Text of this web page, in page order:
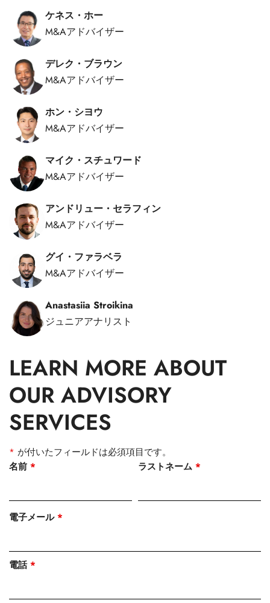
ケネス・ホー
M&Aアドバイザー
デレク・ブラウン
M&Aアドバイザー
ホン・シヨウ
M&Aアドバイザー
マイク・スチュワード
M&Aアドバイザー
アンドリュー・セラフィン
M&Aアドバイザー
グイ・ファラベラ
M&Aアドバイザー
Anastasiia Stroikina
ジュニアアナリスト
LEARN MORE ABOUT
OUR ADVISORY
SERVICES
* が付いたフィールドは必須項目です。
名前 * ラストネーム *
電子メール *
電話 *